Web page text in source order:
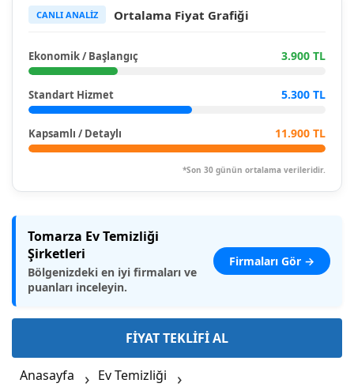
CANLI ANALİZ Ortalama Fiyat Grafiği
Ekonomik / Başlangıç 3.900 TL
Standart Hizmet 5.300 TL
Kapsamlı / Detaylı 11.900 TL
*Son 30 günün ortalama verileridir.
Tomarza Ev Temizliği
Şirketleri
Bölgenizdeki en iyi firmaları ve
puanları inceleyin.
Firmaları Gör →
FİYAT TEKLİFİ AL
Anasayfa Ev Temizliği